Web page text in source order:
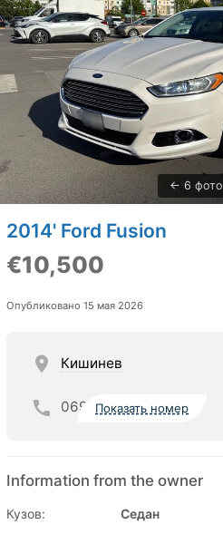
6 фото
2014' Ford Fusion
€10,500
Опубликовано 15 мая 2026
Кишинев
069 Показать номер
Information from the owner
Кузов:
Седан